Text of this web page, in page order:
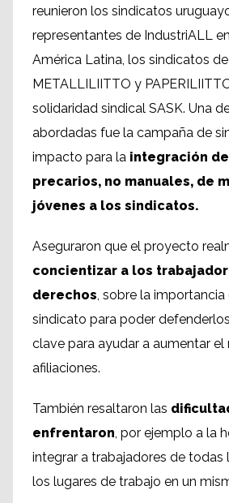
reunieron los sindicatos
representantes de IndustriALL
América Latina, los sindicatos
METALLILIITTO y
solidaridad sindical SASK. Una
abordadas fue la campaña de
impacto para la integración
precarios, no manuales, de
jóvenes a los sindicatos.
Aseguraron que el proyecto
concientizar a los
derechos, sobre la importancia
sindicato para poder
clave para ayudar a aumentar el
afiliaciones.
También resaltaron las
enfrentaron, por ejemplo a la
integrar a trabajadores de todas
los lugares de trabajo en un